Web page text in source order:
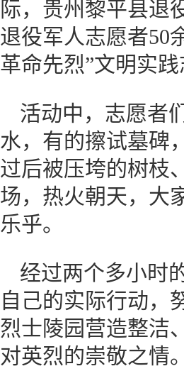
际，贵州黎平县退
退役军人志愿者50
革命先烈”文明实
活动中，志愿者
水，有的擦试墓碑
过后被压垮的树枝
场，热火朝天，大
乐乎。
经过两个多小时
自己的实际行动，
烈士陵园营造整洁
对英烈的崇敬之情。